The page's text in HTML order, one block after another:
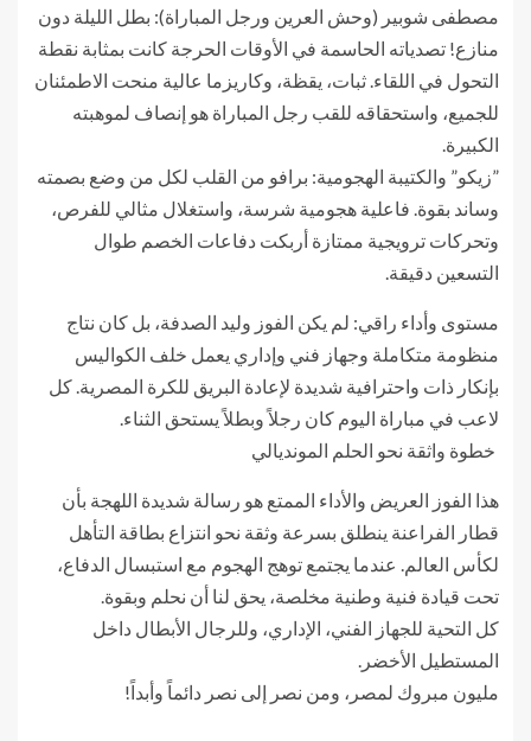
​مصطفى شوبير (وحش العرين ورجل المباراة): بطل الليلة دون
منازع! تصدياته الحاسمة في الأوقات الحرجة كانت بمثابة نقطة
التحول في اللقاء. ثبات، يقظة، وكاريزما عالية منحت الاطمئنان
للجميع، واستحقاقه للقب رجل المباراة هو إنصاف لموهبته
الكبيرة.
​”زيكو” والكتيبة الهجومية: برافو من القلب لكل من وضع بصمته
وساند بقوة. فاعلية هجومية شرسة، واستغلال مثالي للفرص،
وتحركات ترويجية ممتازة أربكت دفاعات الخصم طوال
التسعين دقيقة.
​مستوى وأداء راقي: لم يكن الفوز وليد الصدفة، بل كان نتاج
منظومة متكاملة وجهاز فني وإداري يعمل خلف الكواليس
بإنكار ذات واحترافية شديدة لإعادة البريق للكرة المصرية. كل
لاعب في مباراة اليوم كان رجلاً وبطلاً يستحق الثناء.
​ خطوة واثقة نحو الحلم المونديالي
​هذا الفوز العريض والأداء الممتع هو رسالة شديدة اللهجة بأن
قطار الفراعنة ينطلق بسرعة وثقة نحو انتزاع بطاقة التأهل
لكأس العالم. عندما يجتمع توهج الهجوم مع استبسال الدفاع،
تحت قيادة فنية وطنية مخلصة، يحق لنا أن نحلم وبقوة.
​كل التحية للجهاز الفني، الإداري، وللرجال الأبطال داخل
المستطيل الأخضر.
​مليون مبروك لمصر، ومن نصر إلى نصر دائماً وأبداً!